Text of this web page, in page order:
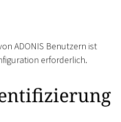
ADONIS Benutzern ist
erforderlich.